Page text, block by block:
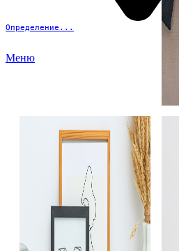
Определение...
Меню